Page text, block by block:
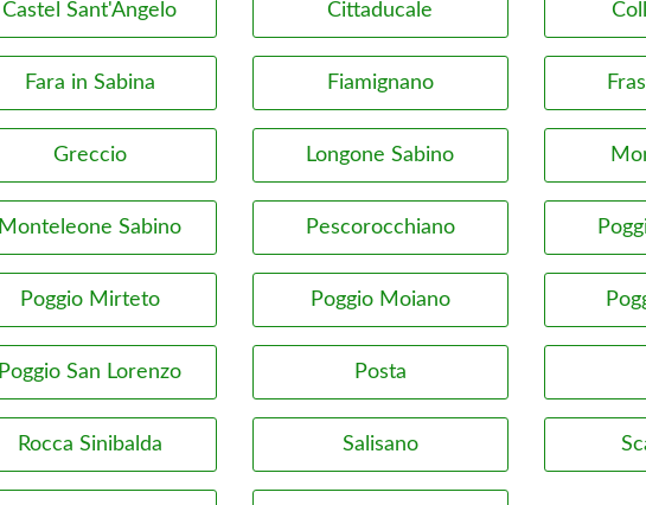
Castel Sant'Angelo Cittaducale
Fara in Sabina Fiamignano
Greccio Longone Sabino
Monteleone Sabino Pescorocchiano
Poggio Mirteto Poggio Moiano
Poggio San Lorenzo Posta
Rocca Sinibalda Salisano